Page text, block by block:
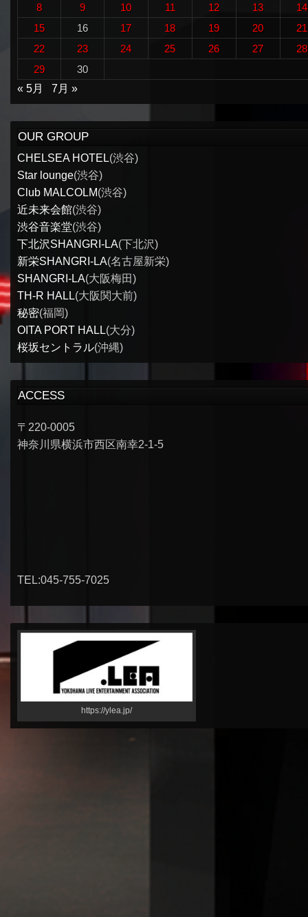
8
9 10 11 12 13
14
15
16 17 18 19 20
21
22
23 24 25 26 27
28
29
30
« 5月
7月 »
OUR GROUP
CHELSEA HOTEL(渋谷)
Star lounge(渋谷)
Club MALCOLM(渋谷)
近未来会館(渋谷)
渋谷音楽堂(渋谷)
下北沢SHANGRI-LA(下北沢)
新栄SHANGRI-LA(名古屋新栄)
SHANGRI-LA(大阪梅田)
TH-R HALL(大阪関大前)
秘密(福岡)
OITA PORT HALL(大分)
桜坂セントラル(沖縄)
ACCESS
〒220-0005
神奈川県横浜市西区南幸2-1-5
TEL:045-755-7025
https://ylea.jp/